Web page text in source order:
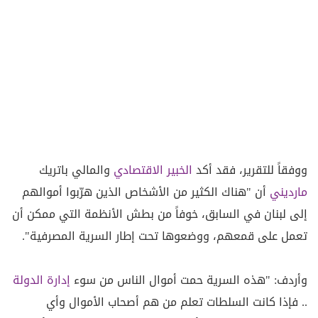
ووفقاً للتقرير، فقد أكد الخبير الاقتصادي والمالي باتريك
مارديني أن "هناك الكثير من الأشخاص الذين هرّبوا أموالهم
إلى لبنان في السابق، خوفاً من بطش الأنظمة التي ممكن أن
تعمل على قمعهم، ووضعوها تحت إطار السرية المصرفية".
وأردف: "هذه السرية حمت أموال الناس من سوء إدارة الدولة
.. فإذا كانت السلطات تعلم من هم أصحاب الأموال وأي